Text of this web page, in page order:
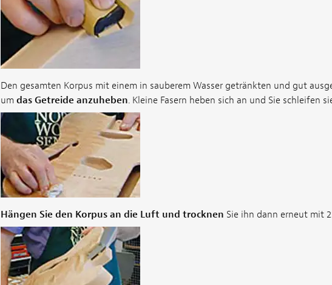
Den gesamten Korpus mit einem in sauberem Wasser getränkten und gut
um das Getreide anzuheben. Kleine Fasern heben sich an und Sie schleifen
Hängen Sie den Korpus an die Luft und trocknen Sie ihn dann erneut mit